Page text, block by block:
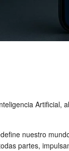
nuestro
partes,